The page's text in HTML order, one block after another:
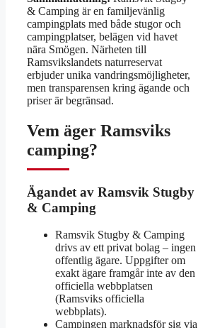
& Camping är en familjevänlig
campingplats med både stugor och
campingplatser, belägen vid havet
nära Smögen. Närheten till
Ramsvikslandets naturreservat
erbjuder unika vandringsmöjligheter,
men transparensen kring ägande och
priser är begränsad.
Vem äger Ramsviks
camping?
Ägandet av Ramsvik Stugby
& Camping
Ramsvik Stugby & Camping
drivs av ett privat bolag – ingen
offentlig ägare. Uppgifter om
exakt ägare framgår inte av den
officiella webbplatsen
(Ramsviks officiella
webbplats).
Campingen marknadsför sig via